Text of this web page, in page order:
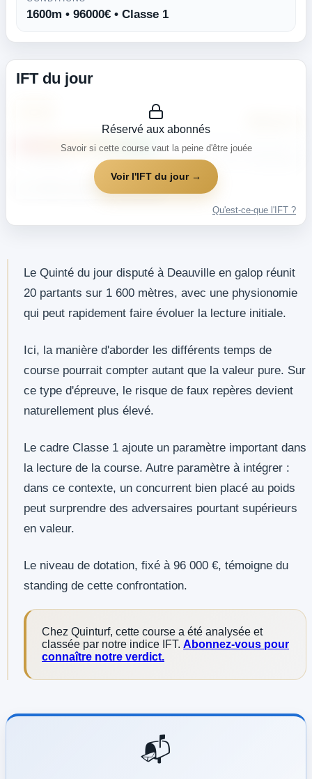
1600m • 96000€ • Classe 1
IFT du jour
Les chiffres parlent d'eux-mêmes.
Réservé aux abonnés
Savoir si cette course vaut la peine d'être jouée
Voir l'IFT du jour →
Qu'est-ce-que l'IFT ?
Le Quinté du jour disputé à Deauville en galop réunit
20 partants sur 1 600 mètres, avec une physionomie
qui peut rapidement faire évoluer la lecture initiale.
Ici, la manière d'aborder les différents temps de
course pourrait compter autant que la valeur pure. Sur
ce type d'épreuve, le risque de faux repères devient
naturellement plus élevé.
Le cadre Classe 1 ajoute un paramètre important dans
la lecture de la course. Autre paramètre à intégrer :
dans ce contexte, un concurrent bien placé au poids
peut surprendre des adversaires pourtant supérieurs
en valeur.
Le niveau de dotation, fixé à 96 000 €, témoigne du
standing de cette confrontation.
Chez Quinturf, cette course a été analysée et
classée par notre indice IFT. Abonnez-vous pour
connaître notre verdict.
📬